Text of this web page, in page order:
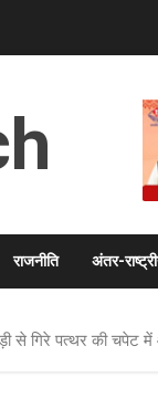
राजनीति अंतर-
से गिरे पत्थर की चपेट